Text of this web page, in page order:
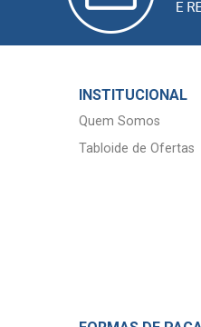
INSTITUCIONAL
Quem Somos
Tabloide de Ofertas